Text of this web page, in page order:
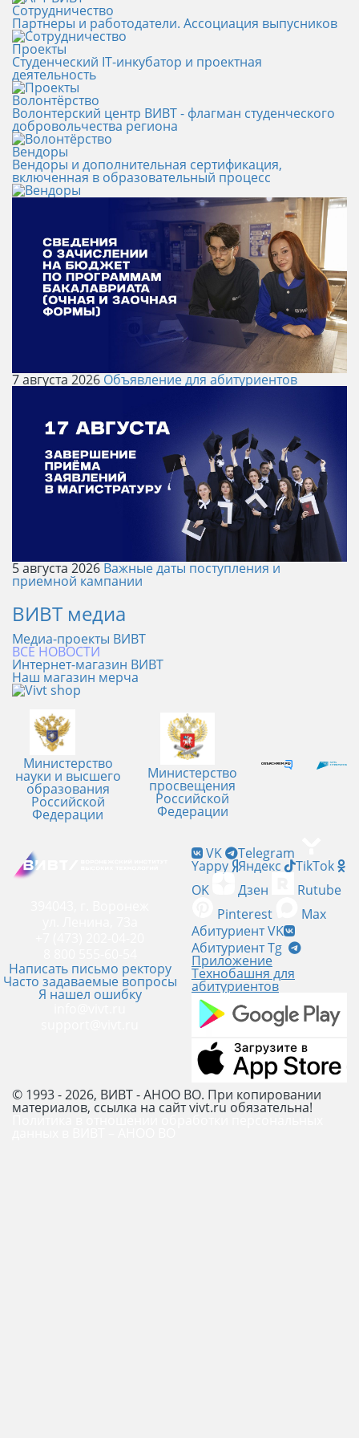
Сотрудничество
Партнеры и работодатели. Ассоциация выпусников
Проекты
Студенческий IT-инкубатор и проектная
деятельность
Волонтёрство
Волонтерский центр ВИВТ - флагман студенческого
добровольчества региона
Вендоры
Вендоры и дополнительная сертификация,
включенная в образовательный процесс
Новости
7 августа 2026Объявление для абитуриентов
5 августа 2026 Важные даты поступления и
приемной кампании
ВИВТ медиа
Медиа-проекты ВИВТ
ВСЕ НОВОСТИ
Интернет-магазин ВИВТ
Наш магазин мерча
Министерство
науки и высшего
образования
Российской
Федерации
Министерство
просвещения
Российской
Федерации
Написать письмо ректору
Часто задаваемые вопросы
Я нашел ошибку
VK Telegram
Yappy Яндекс
TikTok
OK
Дзен
Rutube
Pinterest
Max
Абитуриент VK
Абитуриент Tg
Приложение
Технобашня для
абитуриентов
© 1993 - 2026, ВИВТ - АНОО ВО. При копировании
материалов, ссылка на сайт vivt.ru обязательна!
Политика в отношении обработки персональных